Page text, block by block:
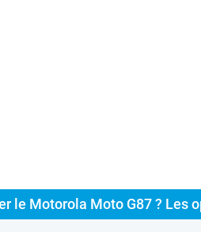
le Motorola Moto G87 ? Les